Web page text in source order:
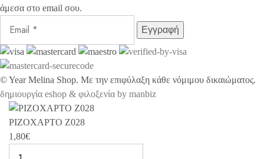
άμεσα στο email σου.
©YearMelina Shop. Με την επιφύλαξη κάθε νόμιμου δικαιώματος.
δημιουργία eshop & φιλοξενία by manbiz
ΡΙΖΟΧΑΡΤΟ Z028
1,80€